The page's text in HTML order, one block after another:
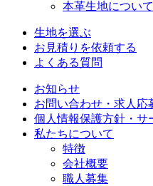
本革生地について
生地を選ぶ
お見積りを依頼する
よくある質問
お知らせ
お問い合わせ・求人応
個人情報保護方針・サ
私たちについて
特徴
会社概要
職人募集